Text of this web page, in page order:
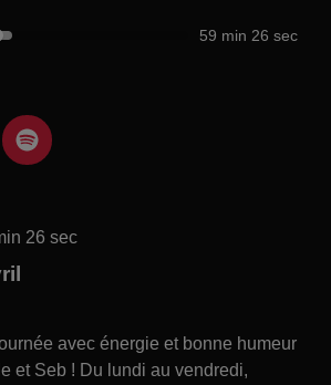
59 min 26 sec
26 sec
avec énergie et bonne humeur
et Seb ! Du lundi au vendredi,